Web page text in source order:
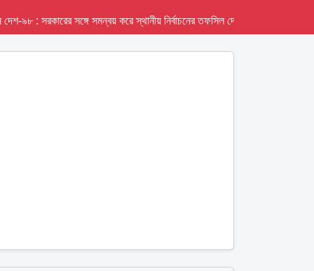
: সরকারের সঙ্গে সমন্বয় করে স্থানীয় নির্বাচনের তফসিল দেবে ইসি; অক্টোবর লক্ষ্য ধরে